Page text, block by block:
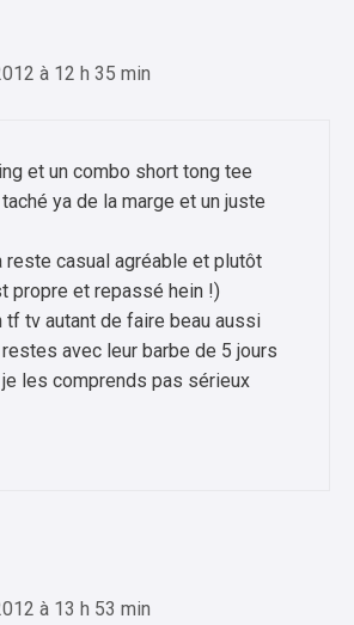
à 12 h 35 min
et un combo short tong tee
ya de la marge et un juste
reste casual agréable et plutôt
propre et repassé hein !)
tf tv autant de faire beau aussi
avec leur barbe de 5 jours
les comprends pas sérieux
à 13 h 53 min